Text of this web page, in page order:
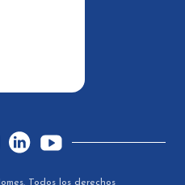
LinkedInYouTube
Todos los derechos